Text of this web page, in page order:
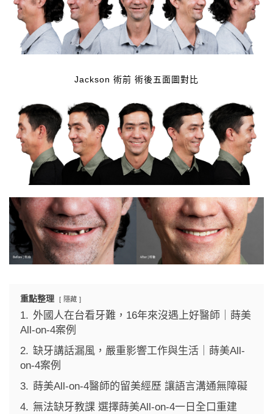
Jackson 術前 術後五面圖對比
重點整理 隱藏
1. 外國人在台看牙難，16年來沒遇上好醫師｜蒔美
All-on-4案例
2. 缺牙講話漏風，嚴重影響工作與生活｜蒔美All-
on-4案例
3. 蒔美All-on-4醫師的留美經歷 讓語言溝通無障礙
4. 無法缺牙教課 選擇蒔美All-on-4一日全口重建